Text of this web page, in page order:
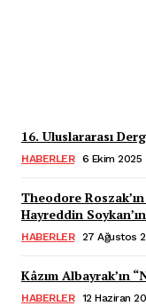
16. Uluslararası
HABERLER 6 Ekim 2025
Theodore
Hayreddin
HABERLER 27 Ağustos
Kâzım Albayrak’ın
HABERLER 12 Haziran